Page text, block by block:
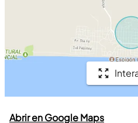
Abrir en Google Maps